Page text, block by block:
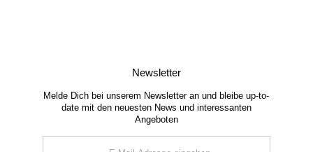
Newsletter
Melde Dich bei unserem Newsletter an und bleibe up-to-
date mit den neuesten News und interessanten
Angeboten